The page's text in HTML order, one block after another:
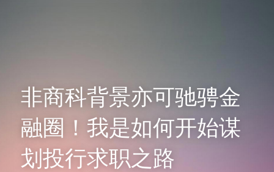
联系我们
非商科背景亦可驰骋金
融圈！我是如何开始谋
划投行求职之路